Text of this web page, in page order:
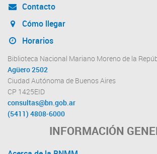
Contacto
Cómo llegar
Horarios
Biblioteca Nacional Mariano Moreno de la
Agüero 2502
Ciudad Autónoma de Buenos Aires
CP 1425EID
consultas@bn.gob.ar
(5411) 4808-6000
INFORMACIÓN